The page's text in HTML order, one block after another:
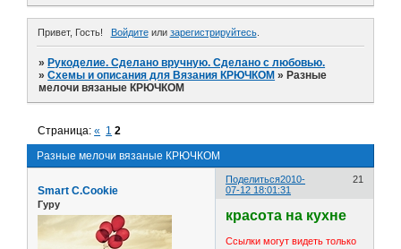
Привет, Гость! Войдитеили зарегистрируйтесь.
»Рукоделие. Сделано вручную. Сделано с любовью.
»Схемы и описания для Вязания КРЮЧКОМ »Разные
мелочи вязаные КРЮЧКОМ
Разные мелочи вязаные КРЮЧКОМ
Страница:« 1 2
Поделиться 21
2010-
07-12 18:01:31
Smart C.Cookie
Гуру
красота на кухне
Ссылки могут видеть только